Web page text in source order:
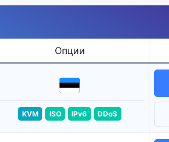
Опции
KVM ISO IPv6 DDoS